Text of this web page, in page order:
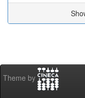
Theme by